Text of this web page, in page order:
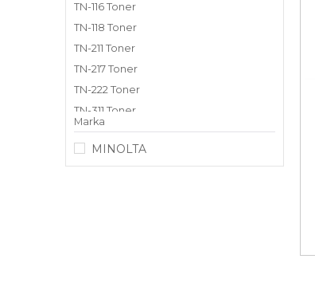
TN-116 Toner
TN-118 Toner
TN-211 Toner
TN-217 Toner
TN-222 Toner
TN-311 Toner
TN-320 Toner
TN-322 Toner
Marka
MINOLTA